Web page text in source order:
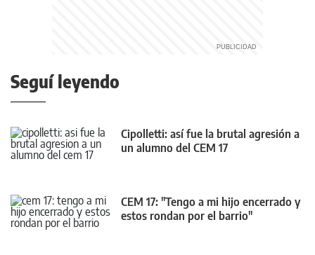
Seguí leyendo
Cipolletti: así fue la brutal agresión a
un alumno del CEM 17
CEM 17: "Tengo a mi hijo encerrado y
estos rondan por el barrio"